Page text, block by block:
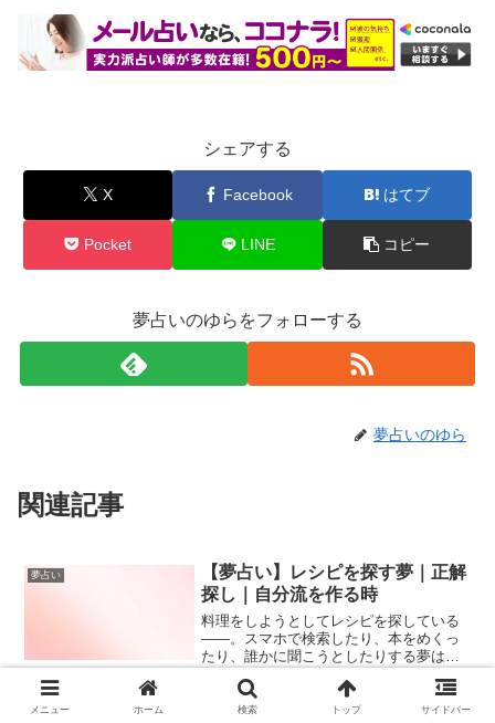
シェアする
X Facebook はてブ
Pocket LINE コピー
夢占いのゆらをフォローする
夢占いのゆら
関連記事
夢占い
【夢占い】レシピを探す夢｜正解
探し｜自分流を作る時
料理をしようとしてレシピを探している
――。スマホで検索したり、本をめくっ
たり、誰かに聞こうとしたりする夢は、
う心理状態を映し出しています。夢占い
において“レシピ”は、「手順」「正解」
夢占い 【夢占い】観光地で雨が降る夢｜
メニュー ホーム 検索 トップ サイドバー